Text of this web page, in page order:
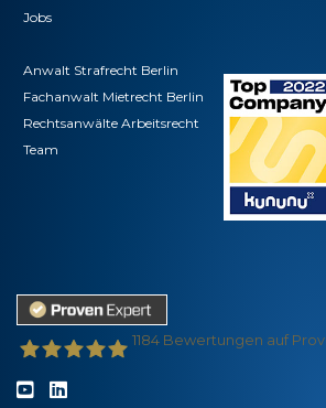
Jobs
Anwalt Strafrecht Berlin
Fachanwalt Mietrecht Berlin
Rechtsanwälte Arbeitsrecht
Team
1184 Bewertungen auf